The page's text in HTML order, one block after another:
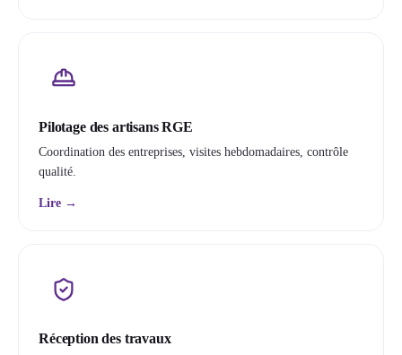
Pilotage des artisans RGE
Coordination des entreprises, visites hebdomadaires, contrôle
qualité.
Lire →
Réception des travaux